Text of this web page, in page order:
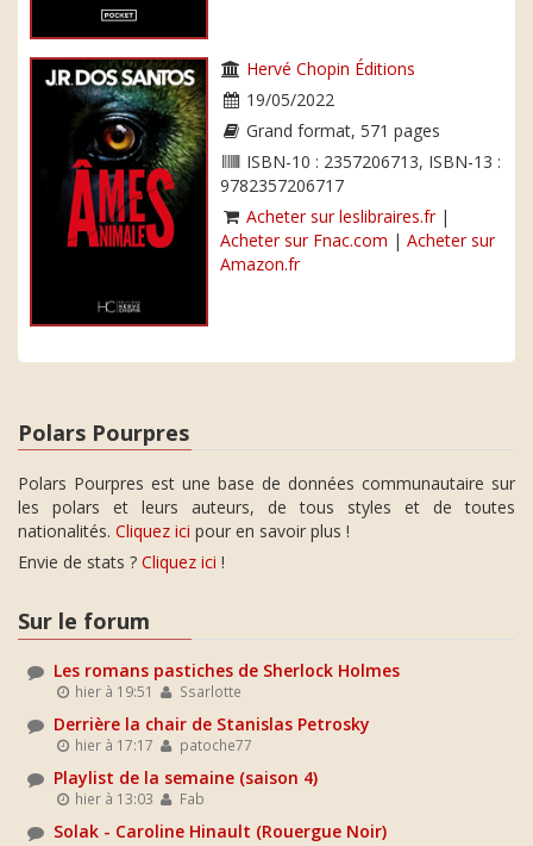
Hervé Chopin Éditions
19/05/2022
Grand format, 571 pages
ISBN-10 : 2357206713, ISBN-13 :
9782357206717
Acheter sur leslibraires.fr|
Acheter sur Fnac.com | Acheter sur
Amazon.fr
Polars Pourpres
Polars Pourpres est une base de données communautaire sur
les polars et leurs auteurs, de tous styles et de toutes
nationalités. Cliquez ici pour en savoir plus !
Envie de stats ? Cliquez ici !
Sur le forum
Les romans pastiches de Sherlock Holmes
hier à 19:51 Ssarlotte
Derrière la chair de Stanislas Petrosky
hier à 17:17 patoche77
Playlist de la semaine (saison 4)
hier à 13:03 Fab
Solak - Caroline Hinault (Rouergue Noir)